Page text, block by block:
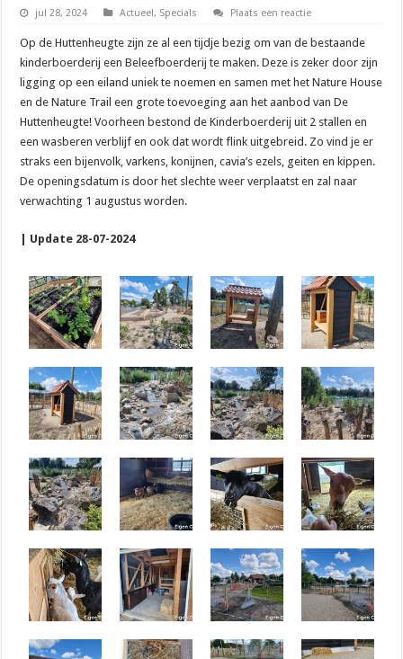
jul 28, 2024 Actueel, Specials Plaats een reactie
Op de Huttenheugte zijn ze al een tijdje bezig om van de bestaande
kinderboerderij een Beleefboerderij te maken. Deze is zeker door zijn
ligging op een eiland uniek te noemen en samen met het Nature House
en de Nature Trail een grote toevoeging aan het aanbod van De
Huttenheugte! Voorheen bestond de Kinderboerderij uit 2 stallen en
een wasberen verblijf en ook dat wordt flink uitgebreid. Zo vind je er
straks een bijenvolk, varkens, konijnen, cavia’s ezels, geiten en kippen.
De openingsdatum is door het slechte weer verplaatst en zal naar
verwachting 1 augustus worden.
| Update 28-07-2024